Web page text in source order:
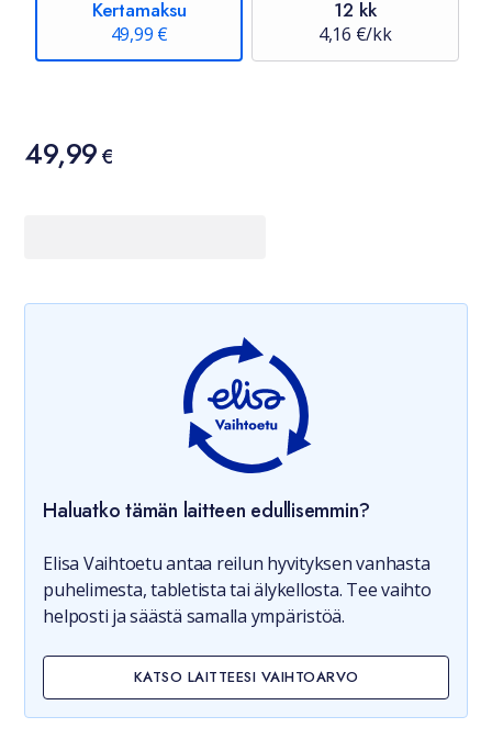
Kertamaksu
49,99 €
12 kk
4,16 €/kk
Hinta
49,99 €
49,99€
Haluatko tämän laitteen edullisemmin?
Elisa Vaihtoetu antaa reilun hyvityksen vanhasta
puhelimesta, tabletista tai älykellosta. Tee vaihto
helposti ja säästä samalla ympäristöä.
KATSO LAITTEESI VAIHTOARVO